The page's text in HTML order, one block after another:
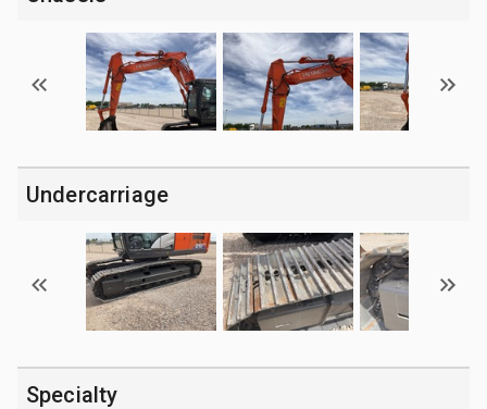
Undercarriage
Specialty